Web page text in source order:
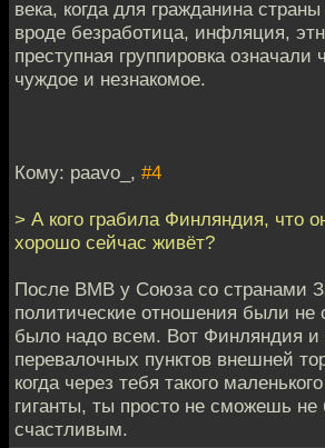
века, когда для гражданина
вроде безработица, инфляция,
преступная группировка означали
чуждое и незнакомое.
Кому: paavo_, #4
> А кого грабила Финляндия, что
хорошо сейчас живёт?
После ВМВ у Союза со странами
политические отношения были не
было надо всем. Вот Финляндия и
перевалочных пунктов внешней
когда через тебя такого
гиганты, ты просто не сможешь
счастливым.